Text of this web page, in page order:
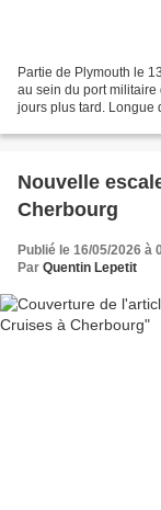
Partie de Plymouth le
au sein du port
jours plus tard. Longue
Nouvelle
Cherbourg
Publié le 16/05/2026 à
Par Quentin Lepetit